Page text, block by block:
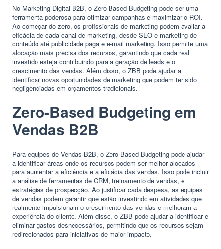
No Marketing Digital B2B, o Zero-Based Budgeting pode ser uma
ferramenta poderosa para otimizar campanhas e maximizar o ROI.
Ao começar do zero, os profissionais de marketing podem avaliar a
eficácia de cada canal de marketing, desde SEO e marketing de
conteúdo até publicidade paga e e-mail marketing. Isso permite uma
alocação mais precisa dos recursos, garantindo que cada real
investido esteja contribuindo para a geração de leads e o
crescimento das vendas. Além disso, o ZBB pode ajudar a
identificar novas oportunidades de marketing que podem ter sido
negligenciadas em orçamentos tradicionais.
Zero-Based Budgeting em
Vendas B2B
Para equipes de Vendas B2B, o Zero-Based Budgeting pode ajudar
a identificar áreas onde os recursos podem ser melhor alocados
para aumentar a eficiência e a eficácia das vendas. Isso pode incluir
a análise de ferramentas de CRM, treinamento de vendas, e
estratégias de prospecção. Ao justificar cada despesa, as equipes
de vendas podem garantir que estão investindo em atividades que
realmente impulsionam o crescimento das vendas e melhoram a
experiência do cliente. Além disso, o ZBB pode ajudar a identificar e
eliminar gastos desnecessários, permitindo que os recursos sejam
redirecionados para iniciativas de maior impacto.